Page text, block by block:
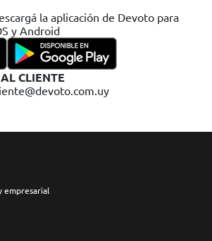
la aplicación de Devoto para
y Android
CLIENTE
empresarial